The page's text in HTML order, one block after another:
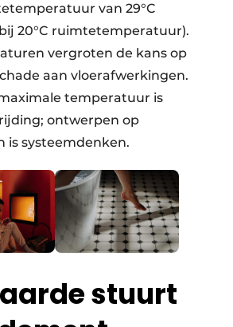
van 29°C
20°C ruimtetemperatuur).
vergroten de kans op
aan vloerafwerkingen.
temperatuur is
ontwerpen op
is systeemdenken.
stuurt